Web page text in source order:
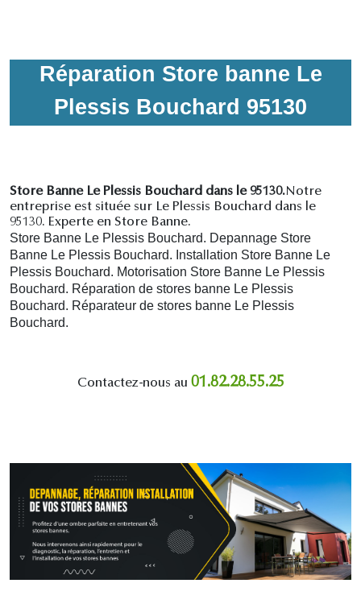
Réparation Store banne Le
Plessis Bouchard 95130
Store Banne Le Plessis Bouchard dans le 95130.Notre
entreprise est située sur Le Plessis Bouchard dans le
95130. Experte en Store Banne.
Store Banne Le Plessis Bouchard. Depannage Store
Banne Le Plessis Bouchard. Installation Store Banne Le
Plessis Bouchard. Motorisation Store Banne Le Plessis
Bouchard. Réparation de stores banne Le Plessis
Bouchard. Réparateur de stores banne Le Plessis
Bouchard.
Contactez-nous au 01.82.28.55.25